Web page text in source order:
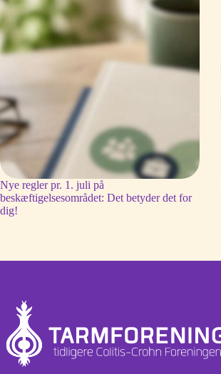
Nye regler pr. 1. juli på
beskæftigelsesområdet: Det betyder det for
dig!